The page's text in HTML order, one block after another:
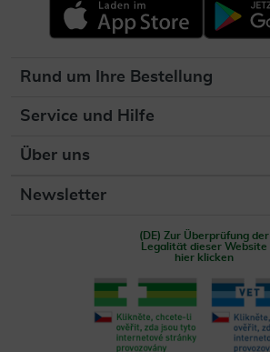
Rund um Ihre Bestellung
Service und Hilfe
Über uns
Newsletter
(DE) Zur Überprüfung der
Legalität dieser Website
hier klicken